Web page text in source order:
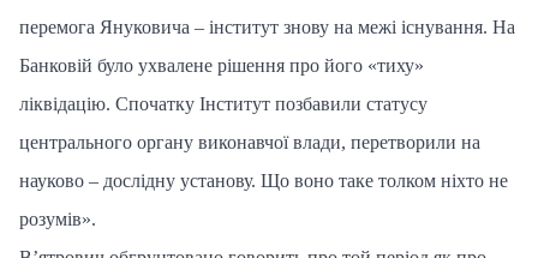
перемога Януковича – інститут знову на межі існування. На
Банковій було ухвалене рішення про його «тиху»
ліквідацію. Спочатку Інститут позбавили статусу
центрального органу виконавчої влади, перетворили на
науково – дослідну установу. Що воно таке толком ніхто не
розумів».